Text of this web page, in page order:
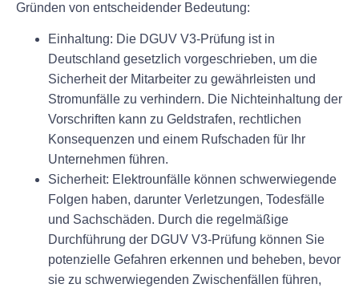
Gründen von entscheidender Bedeutung:
Einhaltung: Die DGUV V3-Prüfung ist in
Deutschland gesetzlich vorgeschrieben, um die
Sicherheit der Mitarbeiter zu gewährleisten und
Stromunfälle zu verhindern. Die Nichteinhaltung der
Vorschriften kann zu Geldstrafen, rechtlichen
Konsequenzen und einem Rufschaden für Ihr
Unternehmen führen.
Sicherheit: Elektrounfälle können schwerwiegende
Folgen haben, darunter Verletzungen, Todesfälle
und Sachschäden. Durch die regelmäßige
Durchführung der DGUV V3-Prüfung können Sie
potenzielle Gefahren erkennen und beheben, bevor
sie zu schwerwiegenden Zwischenfällen führen,